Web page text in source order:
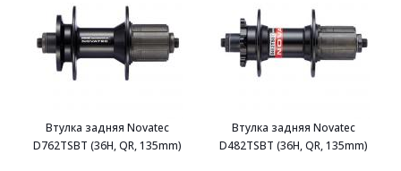
Втулка задняя Novatec
D762TSBT (36H, QR, 135mm)
Втулка задняя Novatec
D482TSBT (36H, QR, 135mm)